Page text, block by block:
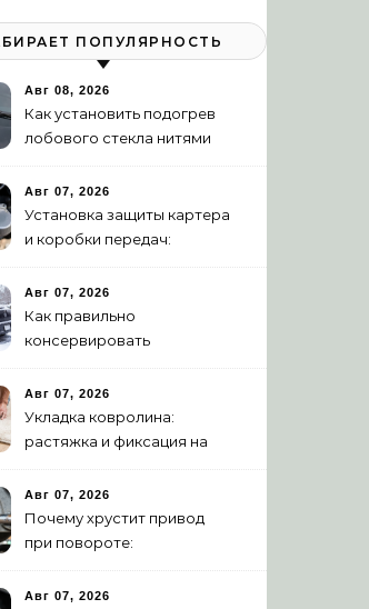
ПОПУЛЯРНОСТЬ
Авг 08, 2026
Как установить подогрев
лобового стекла нитями
Авг 07, 2026
Установка защиты картера
и коробки передач:
Авг 07, 2026
Как правильно
консервировать
пошаговая инструкция
Авг 07, 2026
Укладка ковролина:
растяжка и фиксация на
руководство
Авг 07, 2026
Почему хрустит привод
при повороте:
Авг 07, 2026